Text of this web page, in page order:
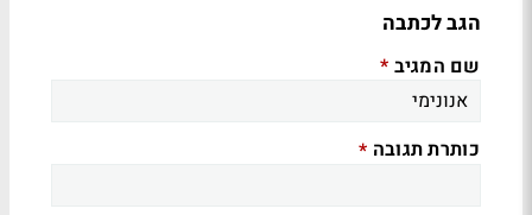
הגב לכתבה
שם המגיב *
כותרת תגובה *